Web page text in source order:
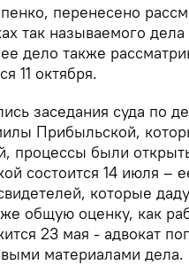
перенесено
так называемого
дело также
11 октября.
заседания суда по
Прибыльской,
процессы были
состоится 14 июля –
которые
общую оценку, как
23 мая - адвокат
материалами дела.